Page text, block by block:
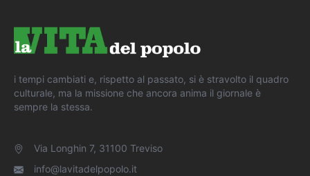
i tempi cambiati e, rispetto al passato, si è stravolto il quadro
culturale, ma la missione che ancora anima il giornale è
sempre la stessa.
Via Longhin 7, 31100 Treviso
info@lavitadelpopolo.it